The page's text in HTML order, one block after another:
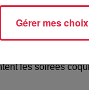
les
les soirées
Gérer mes choix